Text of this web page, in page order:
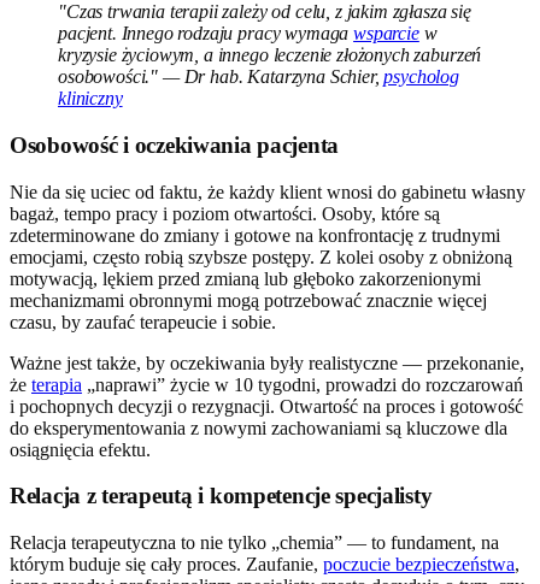
"Czas trwania terapii zależy od celu, z jakim zgłasza się
pacjent. Innego rodzaju pracy wymagawsparciew
kryzysie życiowym, a innego leczenie złożonych zaburzeń
osobowości." — Dr hab. Katarzyna Schier,psycholog
kliniczny
Osobowość i oczekiwania pacjenta
Nie da się uciec od faktu, że każdy klient wnosi do gabinetu własny
bagaż, tempo pracy i poziom otwartości. Osoby, które są
zdeterminowane do zmiany i gotowe na konfrontację z trudnymi
emocjami, często robią szybsze postępy. Z kolei osoby z obniżoną
motywacją, lękiem przed zmianą lub głęboko zakorzenionymi
mechanizmami obronnymi mogą potrzebować znacznie więcej
czasu, by zaufać terapeucie i sobie.
Ważne jest także, by oczekiwania były realistyczne — przekonanie,
że terapia „naprawi” życie w 10 tygodni, prowadzi do rozczarowań
i pochopnych decyzji o rezygnacji. Otwartość na proces i gotowość
do eksperymentowania z nowymi zachowaniami są kluczowe dla
osiągnięcia efektu.
Relacja z terapeutą i kompetencje specjalisty
Relacja terapeutyczna to nie tylko „chemia” — to fundament, na
którym buduje się cały proces. Zaufanie, poczucie bezpieczeństwa,